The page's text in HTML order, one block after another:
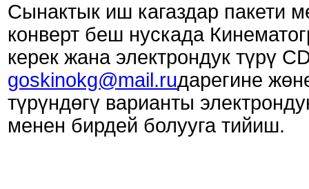
Сынактык иш кагаздар пакети
конверт беш нускада
керек жана электрондук түрү
goskinokg@mail.ruдарегине
түрүндөгү варианты
менен бирдей болууга тийиш.